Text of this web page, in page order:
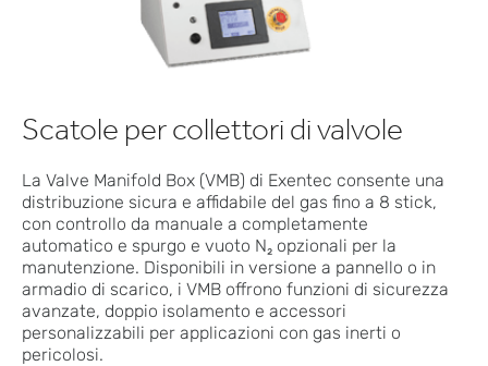
Scatole per collettori di valvole
La Valve Manifold Box (VMB) di Exentec consente una
distribuzione sicura e affidabile del gas fino a 8 stick,
con controllo da manuale a completamente
automatico e spurgo e vuoto N₂ opzionali per la
manutenzione. Disponibili in versione a pannello o in
armadio di scarico, i VMB offrono funzioni di sicurezza
avanzate, doppio isolamento e accessori
personalizzabili per applicazioni con gas inerti o
pericolosi.